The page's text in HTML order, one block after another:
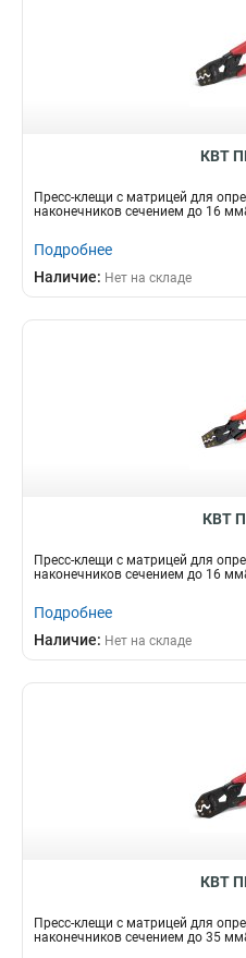
КВТ
Пресс-клещи с матрицей для
наконечников сечением до 16
Подробнее
Наличие: Нет на складе
КВТ
Пресс-клещи с матрицей для
наконечников сечением до 16
Подробнее
Наличие: Нет на складе
КВТ
Пресс-клещи с матрицей для
наконечников сечением до 35